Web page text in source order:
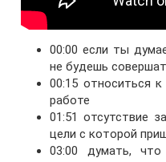
00:00 если ты
не будешь
00:15 относиться
работе
01:51 отсутствие
цели с которой
03:00 думать,